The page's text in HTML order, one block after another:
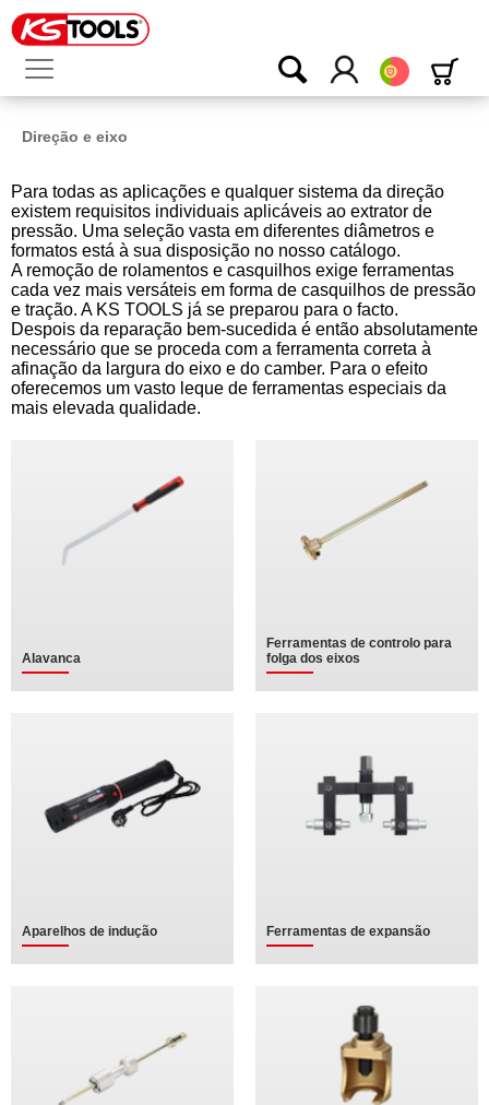
Português
Direção e eixo
Para todas as aplicações e qualquer sistema da direção
existem requisitos individuais aplicáveis ao extrator de
pressão. Uma seleção vasta em diferentes diâmetros e
formatos está à sua disposição no nosso catálogo.
A remoção de rolamentos e casquilhos exige ferramentas
cada vez mais versáteis em forma de casquilhos de pressão
e tração. A KS TOOLS já se preparou para o facto.
Despois da reparação bem-sucedida é então absolutamente
necessário que se proceda com a ferramenta correta à
afinação da largura do eixo e do camber. Para o efeito
oferecemos um vasto leque de ferramentas especiais da
mais elevada qualidade.
Alavanca
Ferramentas de controlo para
folga dos eixos
Aparelhos de indução Ferramentas de expansão